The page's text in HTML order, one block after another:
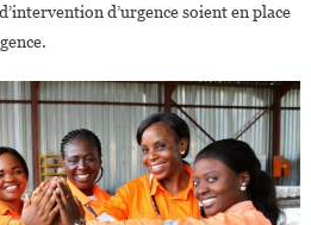
d’urgence soient en place